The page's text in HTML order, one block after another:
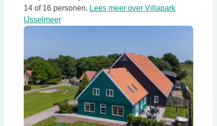
14 of 16 personen. Lees meer over Villapark
IJsselmeerDeze link opent in een nieuwe tab